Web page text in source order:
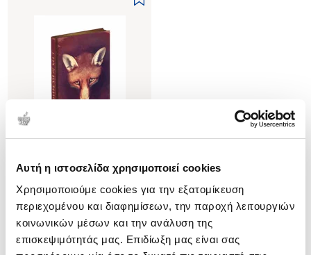
Αυτή η ιστοσελίδα χρησιμοποιεί cookies
Χρησιμοποιούμε cookies για την εξατομίκευση
περιεχομένου και διαφημίσεων, την παροχή λειτουργιών
κοινωνικών μέσων και την ανάλυση της
επισκεψιμότητάς μας. Επιδίωξη μας είναι σας
(0)
A Fox for All Seasons Journal
With new Reynard the Fox mini
stories
AVERY ANNE LOUISE
Κωδ. Πολιτείας:5301-0031